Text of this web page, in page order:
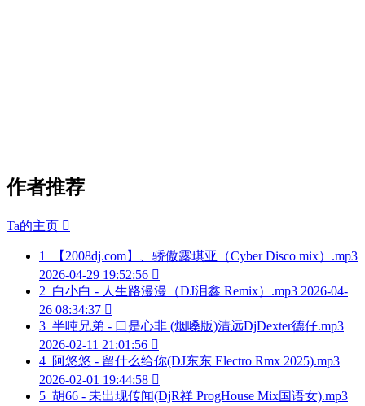
作者推荐
Ta的主页 
1
【2008dj.com】、骄傲露琪亚（Cyber Disco mix）.mp3
2026-04-29 19:52:56 
2 白小白 - 人生路漫漫（DJ泪鑫 Remix）.mp3 2026-04-
26 08:34:37 
3 半吨兄弟 - 口是心非 (烟嗓版)清远DjDexter德仔.mp3
2026-02-11 21:01:56 
4 阿悠悠 - 留什么给你(DJ东东 Electro Rmx 2025).mp3
2026-02-01 19:44:58 
5 胡66 - 未出现传闻(DjR祥 ProgHouse Mix国语女).mp3